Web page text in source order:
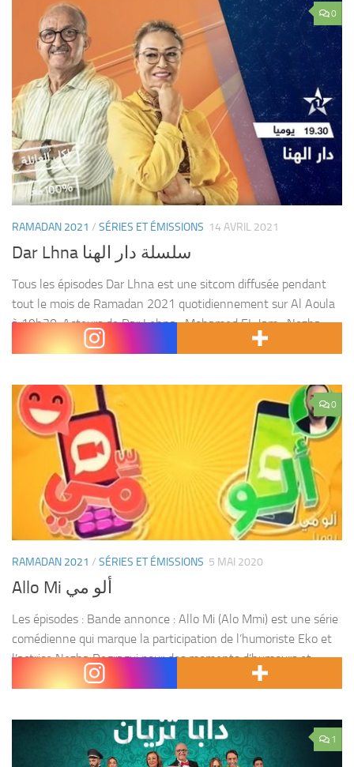
0
RAMADAN 2021 / SÉRIES ET ÉMISSIONS 14 AVRIL 2021
Dar Lhna سلسلة دار الهنا
Tous les épisodes Dar Lhna est une sitcom diffusée pendant
tout le mois de Ramadan 2021 quotidiennement sur Al Aoula
à 19h30. Acteurs de Dar Lehna : Mohamed EL Jam , Nezha
Regragui, Adil...
0
RAMADAN 2021 / SÉRIES ET ÉMISSIONS 5 MAI 2020
Allo Mi ألو مي
Les épisodes : Bande annonce : Allo Mi (Alo Mmi) est une série
comédienne qui marque la participation de l’humoriste Eko et
l’actrice Nezha Regragui pour des moments d’humours et
d’amusement pendant tout le...
1